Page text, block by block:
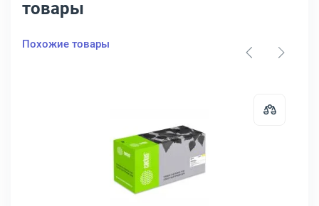
товары
Похожие товары
Kyocera TK-8515 Лазерный Черный 30000стр, 1T02ND0NL0
Открыть товар: Тонер-картридж